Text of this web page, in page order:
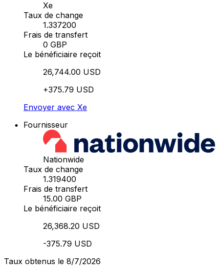
Xe
Taux de change
1.337200
Frais de transfert
0 GBP
Le bénéficiaire reçoit
26,744.00 USD
+375.79 USD
Envoyer avec Xe
Fournisseur
Nationwide
Taux de change
1.319400
Frais de transfert
15.00 GBP
Le bénéficiaire reçoit
26,368.20 USD
-375.79 USD
Taux obtenus le 8/7/2026